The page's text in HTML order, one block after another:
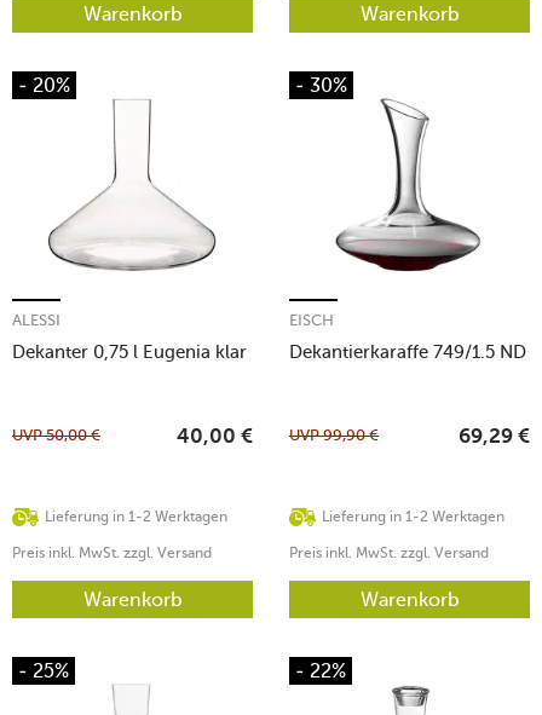
Warenkorb Warenkorb
- 20%
Dekanter 0,75 l Eugenia klar
ALESSI
Lieferung in 1-2 Werktagen
UVP50,00 € 40,00 €
Preis inkl. MwSt. zzgl. Versand
Warenkorb
- 30%
Dekantierkaraffe 749/1.5 ND
EISCH
Lieferung in 1-2 Werktagen
UVP99,90 € 69,29 €
Preis inkl. MwSt. zzgl. Versand
Warenkorb
- 25% - 22%